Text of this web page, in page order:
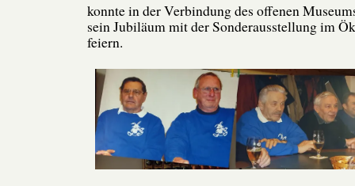
konnte in der Verbindung des offenen
sein Jubiläum mit der Sonderausstellung im
feiern.